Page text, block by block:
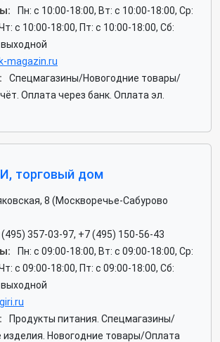
Пн: c 10:00-18:00, Вт: c 10:00-18:00, Ср:
c 10:00-18:00, Пт: c 10:00-18:00, Сб:
magazin.ru
Спецмагазины/Новогодние товары/
Оплата через банк. Оплата эл.
торговый дом
8 (Москворечье-Сабурово
(495) 357-03-97, +7 (495) 150-56-43
Пн: c 09:00-18:00, Вт: c 09:00-18:00, Ср:
c 09:00-18:00, Пт: c 09:00-18:00, Сб:
Продукты питания. Спецмагазины/
изделия. Новогодние товары/Оплата